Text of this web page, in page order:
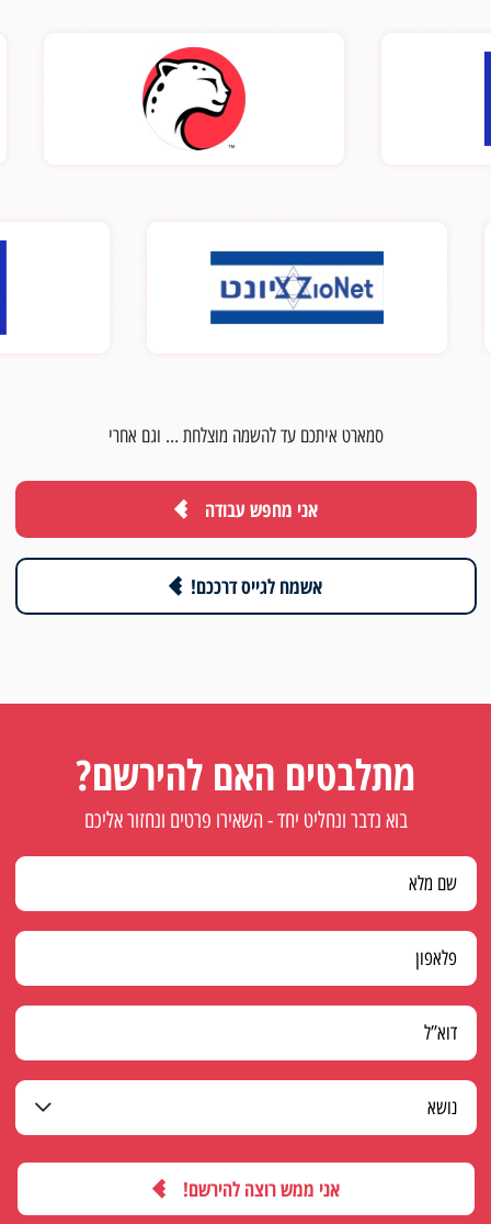
סמארט איתכם עד להשמה מוצלחת … וגם אחרי
אני מחפש עבודה
אשמח לגייס דרככם!
מתלבטים האם להירשם?
בוא נדבר ונחליט יחד - השאירו פרטים ונחזור אליכם
אני ממש רוצה להירשם!